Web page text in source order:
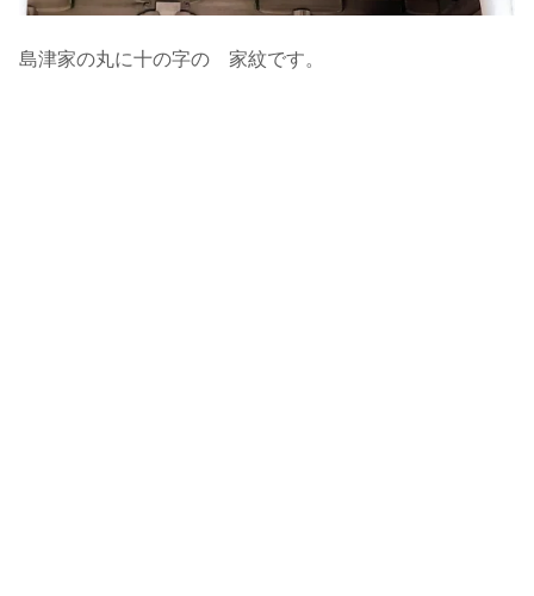
島津家の丸に十の字の 家紋です。